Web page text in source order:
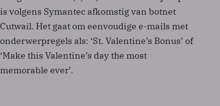
is volgens Symantec afkomstig van botnet
Cutwail. Het gaat om eenvoudige e-mails met
onderwerpregels als: ‘St. Valentine’s Bonus’ of
‘Make this Valentine’s day the most
memorable ever’.